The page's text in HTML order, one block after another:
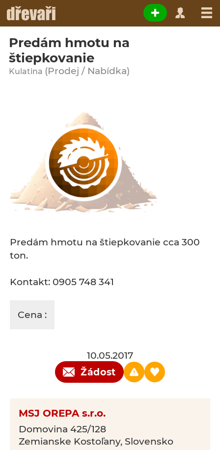
Predám hmotu na
štiepkovanie
Kulatina (Prodej / Nabídka)
Predám hmotu na štiepkovanie cca 300
ton.
Kontakt: 0905 748 341
Cena :
10.05.2017
Žádost
MSJ OREPA s.r.o.
Domovina 425/128
Zemianske Kostoľany, Slovensko